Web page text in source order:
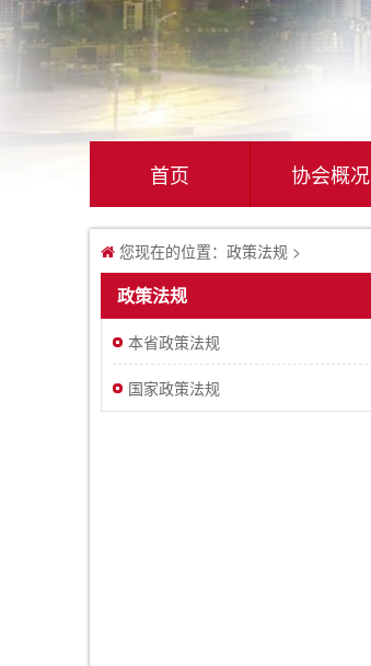
首页 协会概况
您现在的位置： 政策法规 >
政策法规
本省政策法规
国家政策法规